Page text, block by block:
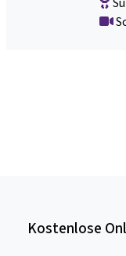
Kostenlose